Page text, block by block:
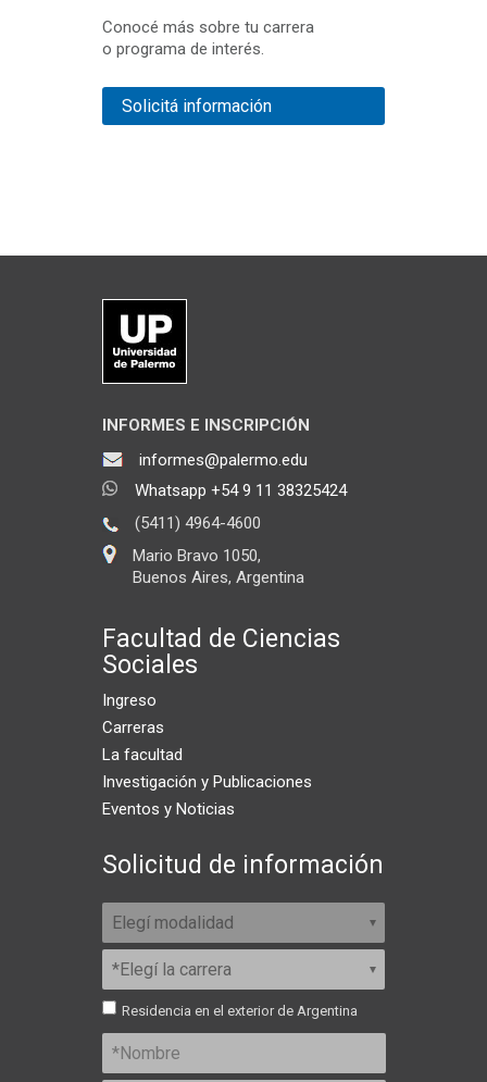
Conocé más sobre tu carrera
o programa de interés.
Solicitá información
INFORMES E INSCRIPCIÓN
informes@palermo.edu
Whatsapp +54 9 11 38325424
(5411) 4964-4600
Mario Bravo 1050,
Buenos Aires, Argentina
Facultad de Ciencias
Sociales
Ingreso
Carreras
La facultad
Investigación y Publicaciones
Eventos y Noticias
Solicitud de información
Residencia en el exterior de Argentina